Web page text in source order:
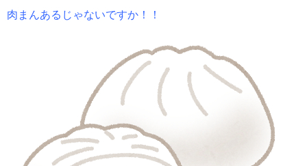
肉まんあるじゃないですか！！